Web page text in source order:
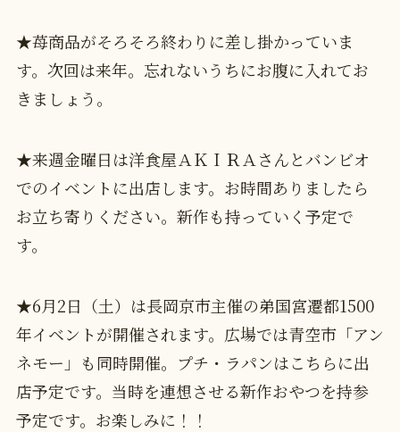
★苺商品がそろそろ終わりに差し掛かっていま
す。次回は来年。忘れないうちにお腹に入れてお
きましょう。
★来週金曜日は洋食屋ＡＫＩＲＡさんとバンビオ
でのイベントに出店します。お時間ありましたら
お立ち寄りください。新作も持っていく予定で
す。
★6月2日（土）は長岡京市主催の弟国宮遷都1500
年イベントが開催されます。広場では青空市「アン
ネモー」も同時開催。プチ・ラパンはこちらに出
店予定です。当時を連想させる新作おやつを持参
予定です。お楽しみに！！